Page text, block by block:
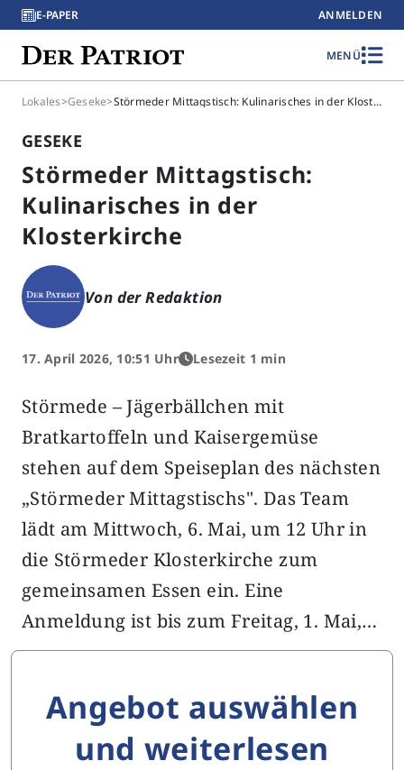
E-PAPER ANMELDEN
MENÜ
Lokales>Geseke> Störmeder Mittagstisch: Kulinarisches in der Klosterkirche
GESEKE
Störmeder Mittagstisch:
Kulinarisches in der
Klosterkirche
Von der Redaktion
17. April 2026, 10:51 Uhr Lesezeit 1 min
Störmede – Jägerbällchen mit
Bratkartoffeln und Kaisergemüse
stehen auf dem Speiseplan des nächsten
„Störmeder Mittagstischs". Das Team
lädt am Mittwoch, 6. Mai, um 12 Uhr in
die Störmeder Klosterkirche zum
gemeinsamen Essen ein. Eine
Anmeldung ist bis zum Freitag, 1. Mai,…
Angebot auswählen
und weiterlesen